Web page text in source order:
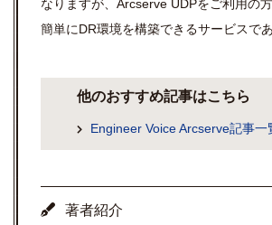
なりますが、Arcserve UDPをご利用の
簡単にDR環境を構築できるサービスで
他のおすすめ記事はこちら
Engineer Voice Arcserve記事一
著者紹介